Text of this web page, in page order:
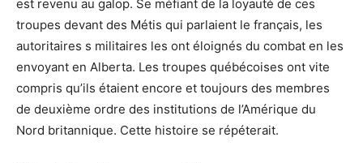
est revenu au galop. Se méfiant de la loyauté de ces
troupes devant des Métis qui parlaient le français, les
autoritaires s militaires les ont éloignés du combat en les
envoyant en Alberta. Les troupes québécoises ont vite
compris qu’ils étaient encore et toujours des membres
de deuxième ordre des institutions de l’Amérique du
Nord britannique. Cette histoire se répéterait.